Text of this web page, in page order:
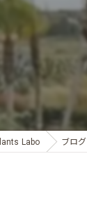
ン
Labo ブログ